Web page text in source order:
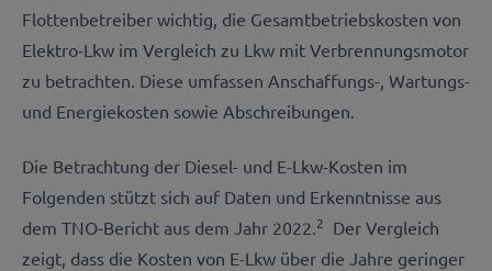
Flottenbetreiber wichtig, die Gesamtbetriebskosten von
Elektro-Lkw im Vergleich zu Lkw mit Verbrennungsmotor
zu betrachten. Diese umfassen Anschaffungs-, Wartungs-
und Energiekosten sowie Abschreibungen.
Die Betrachtung der Diesel- und E-Lkw-Kosten im
Folgenden stützt sich auf Daten und Erkenntnisse aus
dem TNO-Bericht aus dem Jahr 2022.2
Der Vergleich
zeigt, dass die Kosten von E-Lkw über die Jahre geringer